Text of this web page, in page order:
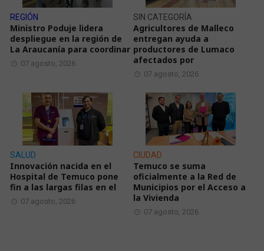
REGIÓN
Ministro Poduje lidera
despliegue en la región de
La Araucanía para coordinar
07 agosto, 2026
SIN CATEGORÍA
Agricultores de Malleco
entregan ayuda a
productores de Lumaco
afectados por
07 agosto, 2026
SALUD
Innovación nacida en el
Hospital de Temuco pone
fin a las largas filas en el
07 agosto, 2026
CIUDAD
Temuco se suma
oficialmente a la Red de
Municipios por el Acceso a
la Vivienda
07 agosto, 2026